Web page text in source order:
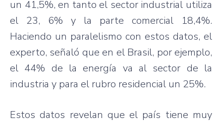
un 41,5%, en tanto el sector industrial utiliza
el 23, 6% y la parte comercial 18,4%.
Haciendo un paralelismo con estos datos, el
experto, señaló que en el Brasil, por ejemplo,
el 44% de la energía va al sector de la
industria y para el rubro residencial un 25%.
Estos datos revelan que el país tiene muy